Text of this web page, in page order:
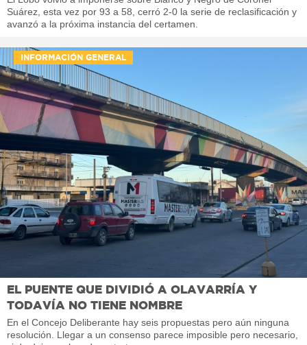
Suárez, esta vez por 93 a 58, cerró 2-0 la serie de reclasificación y
avanzó a la próxima instancia del certamen.
INFORMACIÓN GENERAL
EL PUENTE QUE DIVIDIÓ A OLAVARRÍA Y
TODAVÍA NO TIENE NOMBRE
En el Concejo Deliberante hay seis propuestas pero aún ninguna
resolución. Llegar a un consenso parece imposible pero necesario,